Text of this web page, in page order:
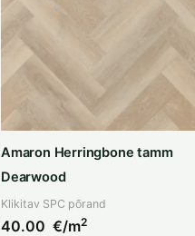
Amaron Herringbone tamm
Dearwood
Klikitav SPC põrand
40.00 €/m2